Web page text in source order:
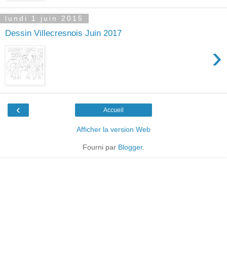
lundi 1 juin 2015
Dessin Villecresnois Juin 2017
›
‹ Accueil
Afficher la version Web
Fourni par Blogger.